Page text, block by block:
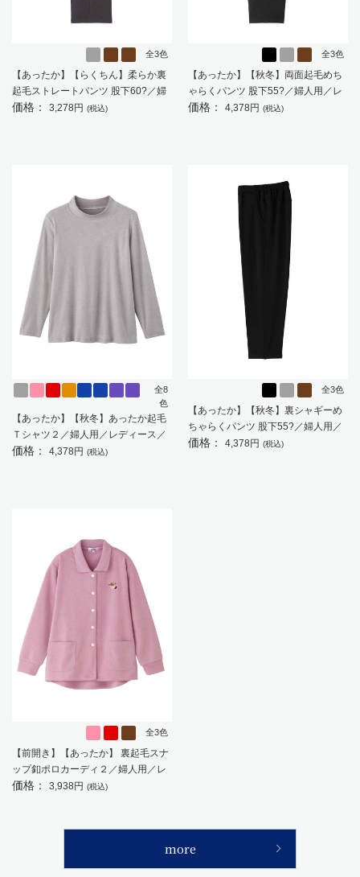
全3色
【あったか】【らくちん】柔らか裏
起毛ストレートパンツ 股下60?／婦
人用／レディース／高齢者／シニア
価格： 3,278円 (税込)
全3色
【あったか】【秋冬】両面起毛めち
ゃらくパンツ 股下55?／婦人用／レ
ディース／高齢者／シニア／乾燥機
価格： 4,378円 (税込)
全8
色
【あったか】【秋冬】あったか起毛
Ｔシャツ２／婦人用／レディース／
高齢者／シニア／ゆったり／名前が
価格： 4,378円 (税込)
全3色
【あったか】【秋冬】裏シャギーめ
ちゃらくパンツ 股下55?／婦人用／
レディース／高齢者／シニア／名前
価格： 4,378円 (税込)
全3色
【前開き】【あったか】 裏起毛スナ
ップ釦ポロカーディ２／婦人用／レ
ディース／高齢者／シニア／秋冬／
価格： 3,938円 (税込)
more